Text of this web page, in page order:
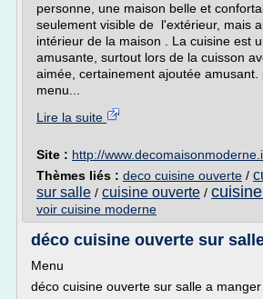
personne, une maison belle et
seulement visible de l'extérieur, mais
intérieur de la maison . La cuisine est
amusante, surtout lors de la cuisson
aimée, certainement ajoutée amusant.
menu...
Lire la suite
Site : http://
Thèmes liés : deco cuisine ouverte /
sur salle / cuisine ouverte /
voir cuisine moderne
déco cuisine ouverte sur
Menu
déco cuisine ouverte sur salle a manger